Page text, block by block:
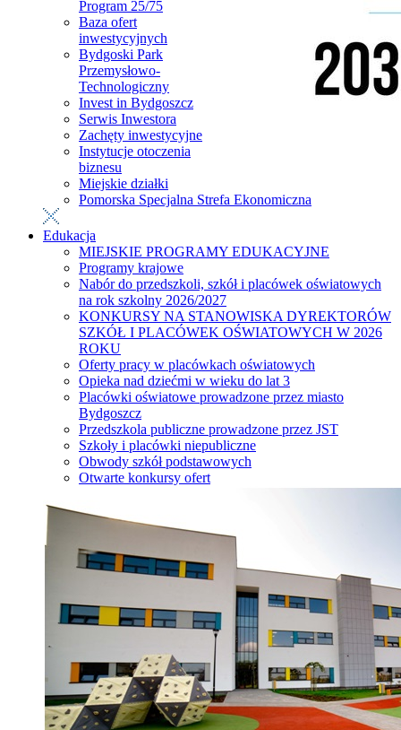
Program 25/75
Baza ofert
inwestycyjnych
Bydgoski Park
Przemysłowo-
Technologiczny
Invest in Bydgoszcz
Serwis Inwestora
Zachęty inwestycyjne
Instytucje otoczenia
biznesu
Miejskie działki
Pomorska Specjalna Strefa Ekonomiczna
Edukacja
MIEJSKIE PROGRAMY EDUKACYJNE
Programy krajowe
Nabór do przedszkoli, szkół i placówek oświatowych
na rok szkolny 2026/2027
KONKURSY NA STANOWISKA DYREKTORÓW
SZKÓŁ I PLACÓWEK OŚWIATOWYCH W 2026
ROKU
Oferty pracy w placówkach oświatowych
Opieka nad dziećmi w wieku do lat 3
Placówki oświatowe prowadzone przez miasto
Bydgoszcz
Przedszkola publiczne prowadzone przez JST
Szkoły i placówki niepubliczne
Obwody szkół podstawowych
Otwarte konkursy ofert